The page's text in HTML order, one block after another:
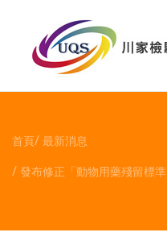
首頁 最新消息
發布修正「動物用藥殘留標